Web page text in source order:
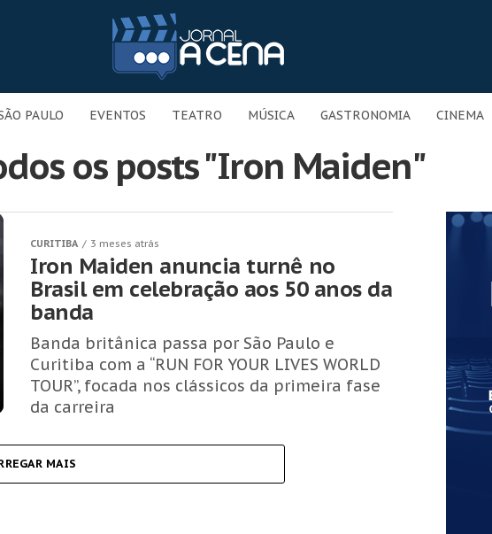
PAULO EVENTOS TEATRO MÚSICA GASTRONOMIA CINEMA
os posts "Iron Maiden"
CURITIBA 3 meses atrás
Iron Maiden anuncia turnê no
Brasil em celebração aos 50 anos da
banda
Banda britânica passa por São Paulo e
Curitiba com a “RUN FOR YOUR LIVES WORLD
TOUR”, focada nos clássicos da primeira fase
da carreira
MAIS